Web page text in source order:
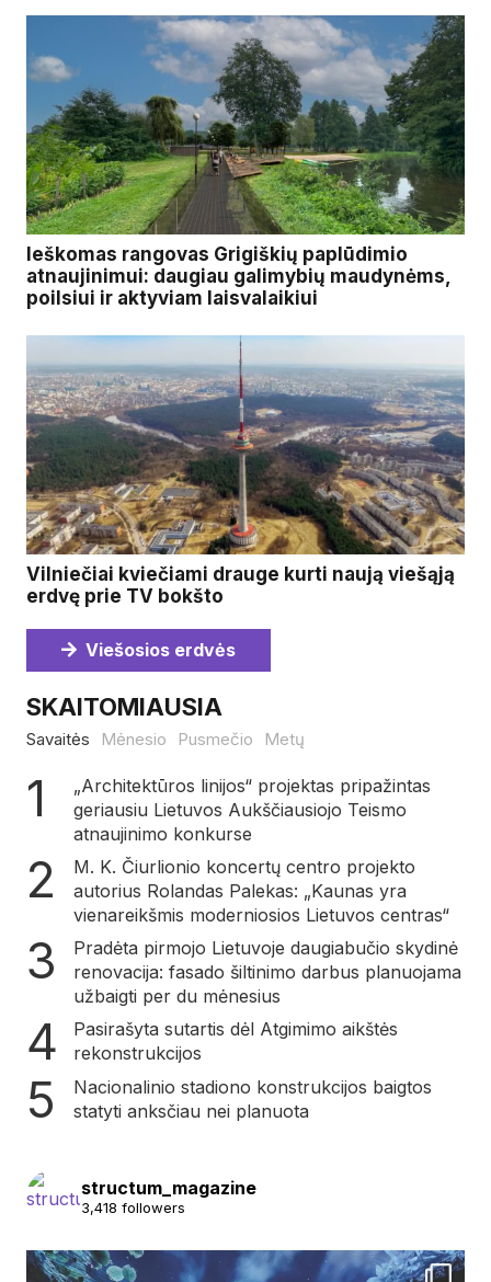
Ieškomas rangovas Grigiškių paplūdimio
atnaujinimui: daugiau galimybių maudynėms,
poilsiui ir aktyviam laisvalaikiui
Vilniečiai kviečiami drauge kurti naują viešąją
erdvę prie TV bokšto
Viešosios erdvės
SKAITOMIAUSIA
Savaitės Mėnesio Pusmečio Metų
„Architektūros linijos“ projektas pripažintas
geriausiu Lietuvos Aukščiausiojo Teismo
atnaujinimo konkurse
M. K. Čiurlionio koncertų centro projekto
autorius Rolandas Palekas: „Kaunas yra
vienareikšmis moderniosios Lietuvos centras“
Pradėta pirmojo Lietuvoje daugiabučio skydinė
renovacija: fasado šiltinimo darbus planuojama
užbaigti per du mėnesius
Pasirašyta sutartis dėl Atgimimo aikštės
rekonstrukcijos
Nacionalinio stadiono konstrukcijos baigtos
statyti anksčiau nei planuota
structum_magazine
3,418 followers